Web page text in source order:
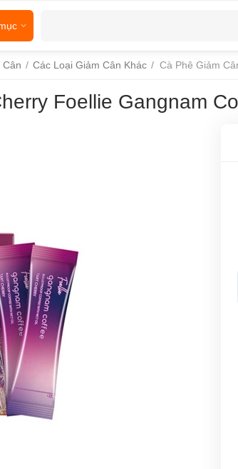
Cân / Các Loại Giảm Cân Khác / Cà Phê Giảm
Foellie Gangnam